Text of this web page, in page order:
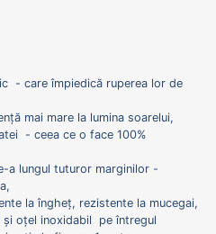
- care împiedică ruperea lor de
mai mare la lumina soarelui,
- ceea ce o face 100%
a lungul tuturor marginilor -
la îngheț, rezistente la mucegai,
și oțel inoxidabil pe întregul